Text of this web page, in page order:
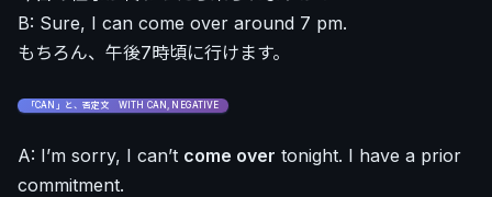
B: Sure, I can come over around 7 pm.
もちろん、午後7時頃に行けます。
「CAN」と、否定文 WITH CAN, NEGATIVE
A: I’m sorry, I can’t come over tonight. I have a prior
commitment.